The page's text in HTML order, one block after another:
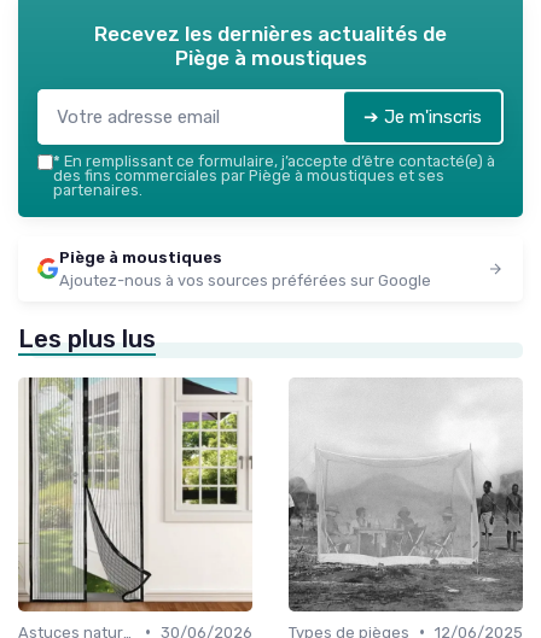
Recevez les dernières actualités de
Piège à moustiques
➔ Je m'inscris
* En remplissant ce formulaire, j’accepte d’être contacté(e) à
des fins commerciales par Piège à moustiques et ses
partenaires.
Piège à moustiques
Ajoutez-nous à vos sources préférées sur Google
Les plus lus
• 30/06/2026
Types de pièges • 12/06/2025